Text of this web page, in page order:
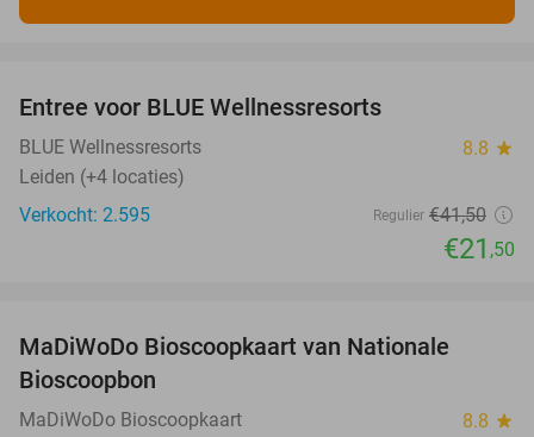
Entree voor BLUE Wellnessresorts
BLUE Wellnessresorts 8.8 star
Leiden (+4 locaties)
Verkocht: 2.595
Regulier €41,50
€21 ,50
MaDiWoDo Bioscoopkaart van Nationale
Bioscoopbon
MaDiWoDo Bioscoopkaart 8.8 star